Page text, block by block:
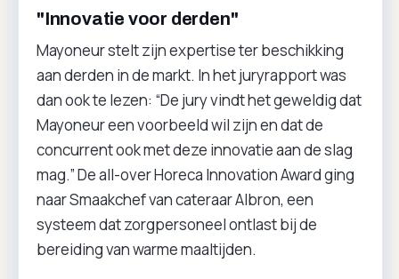
"Innovatie voor derden"
Mayoneur stelt zijn expertise ter beschikking
aan derden in de markt. In het juryrapport was
dan ook te lezen: “De jury vindt het geweldig dat
Mayoneur een voorbeeld wil zijn en dat de
concurrent ook met deze innovatie aan de slag
mag.” De all-over Horeca Innovation Award ging
naar Smaakchef van cateraar Albron, een
systeem dat zorgpersoneel ontlast bij de
bereiding van warme maaltijden.